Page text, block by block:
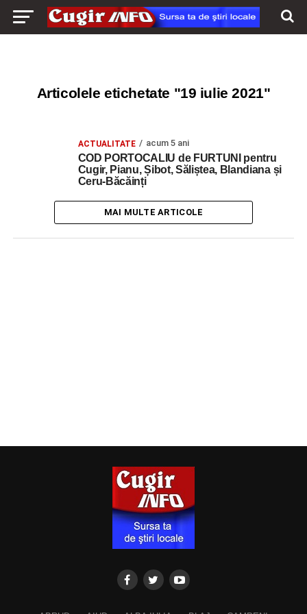
Articolele etichetate "19 iulie 2021"
ACTUALITATE acum 5 ani
COD PORTOCALIU de FURTUNI pentru
Cugir, Pianu, Șibot, Săliștea, Blandiana și
Ceru-Băcăinți
MAI MULTE ARTICOLE